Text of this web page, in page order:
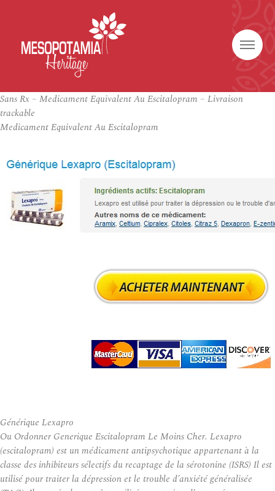
Sans Rx – Medicament Equivalent Au Escitalopram – Livraison
trackable
Medicament Equivalent Au Escitalopram
Générique Lexapro
Ou Ordonner Generique Escitalopram Le Moins Cher. Lexapro
(escitalopram) est un médicament antipsychotique appartenant à la
classe des inhibiteurs sélectifs du recaptage de la sérotonine (ISRS) Il est
utilisé pour traiter la dépression et le trouble d’anxiété généralisée